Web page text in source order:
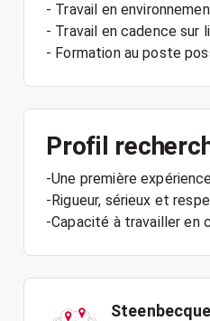
- Travail en
- Travail en cadence sur
- Formation au poste
Profil
-Une première
-Rigueur, sérieux et
-Capacité à travailler en